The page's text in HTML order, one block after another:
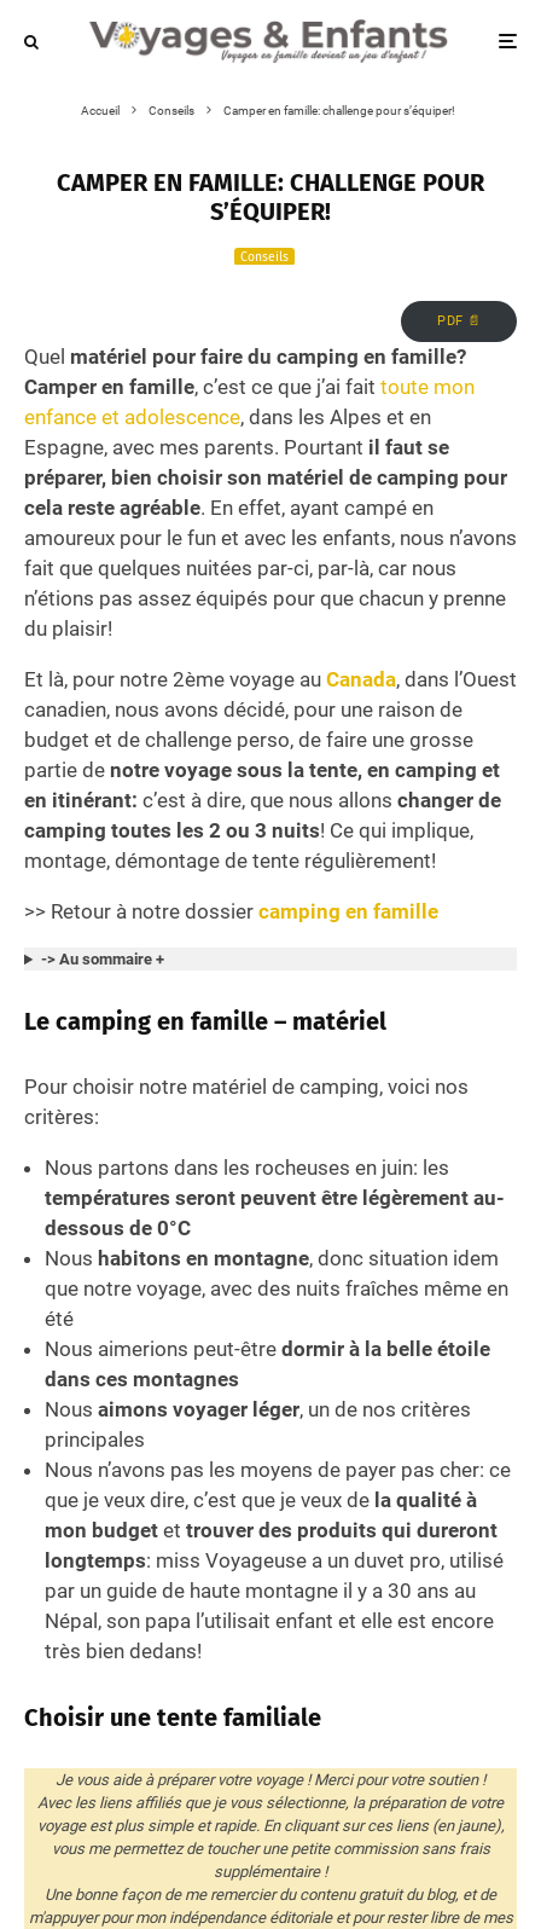
Accueil Conseils Camper en famille: challenge pour s’équiper!
CAMPER EN FAMILLE: CHALLENGE POUR
S’ÉQUIPER!
Conseils
PDF 📄
Quel matériel pour faire du camping en famille?
Camper en famille, c’est ce que j’ai fait toute mon
enfance et adolescence, dans les Alpes et en
Espagne, avec mes parents. Pourtant il faut se
préparer, bien choisir son matériel de camping pour
cela reste agréable. En effet, ayant campé en
amoureux pour le fun et avec les enfants, nous n’avons
fait que quelques nuitées par-ci, par-là, car nous
n’étions pas assez équipés pour que chacun y prenne
du plaisir!
Et là, pour notre 2ème voyage au Canada, dans l’Ouest
canadien, nous avons décidé, pour une raison de
budget et de challenge perso, de faire une grosse
partie de notre voyage sous la tente, en camping et
en itinérant: c’est à dire, que nous allons changer de
camping toutes les 2 ou 3 nuits! Ce qui implique,
montage, démontage de tente régulièrement!
>> Retour à notre dossier camping en famille
-> Au sommaire +
Le camping en famille – matériel
Pour choisir notre matériel de camping, voici nos
critères:
Nous partons dans les rocheuses en juin: les
températures seront peuvent être légèrement au-
dessous de 0°C
Nous habitons en montagne, donc situation idem
que notre voyage, avec des nuits fraîches même en
été
Nous aimerions peut-être dormir à la belle étoile
dans ces montagnes
Nous aimons voyager léger, un de nos critères
principales
Nous n’avons pas les moyens de payer pas cher: ce
que je veux dire, c’est que je veux de la qualité à
mon budget et trouver des produits qui dureront
longtemps: miss Voyageuse a un duvet pro, utilisé
par un guide de haute montagne il y a 30 ans au
Népal, son papa l’utilisait enfant et elle est encore
très bien dedans!
Choisir une tente familiale
Je vous aide à préparer votre voyage ! Merci pour votre soutien !
Avec les liens affiliés que je vous sélectionne, la préparation de votre
voyage est plus simple et rapide. En cliquant sur ces liens (en jaune),
vous me permettez de toucher une petite commission sans frais
supplémentaire !
Une bonne façon de me remercier du contenu gratuit du blog, et de
m'appuyer pour mon indépendance éditoriale et pour rester libre de mes